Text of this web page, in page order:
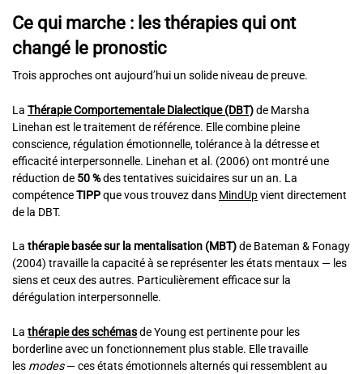
Ce qui marche : les thérapies qui ont
changé le pronostic
Trois approches ont aujourd’hui un solide niveau de preuve.
La Thérapie Comportementale Dialectique (DBT)de Marsha
Linehan est le traitement de référence. Elle combine pleine
conscience, régulation émotionnelle, tolérance à la détresse et
efficacité interpersonnelle. Linehan et al. (2006) ont montré une
réduction de 50 %des tentatives suicidaires sur un an. La
compétenceTIPPque vous trouvez dans MindUpvient directement
de la DBT.
La thérapie basée sur la mentalisation (MBT)de Bateman & Fonagy
(2004) travaille la capacité à se représenter les états mentaux — les
siens et ceux des autres. Particulièrement efficace sur la
dérégulation interpersonnelle.
La thérapie des schémasde Young est pertinente pour les
borderline avec un fonctionnement plus stable. Elle travaille
les modes— ces états émotionnels alternés qui ressemblent au